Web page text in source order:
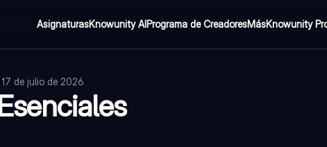
AsignaturasKnowunity AIPrograma de CreadoresMásKnowunity
17 de julio de 2026